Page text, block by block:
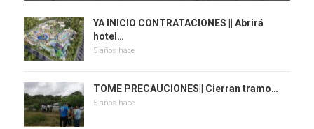
YA INICIO CONTRATACIONES || Abrirá
hotel…
5 años hace
TOME PRECAUCIONES|| Cierran tramo…
5 años hace